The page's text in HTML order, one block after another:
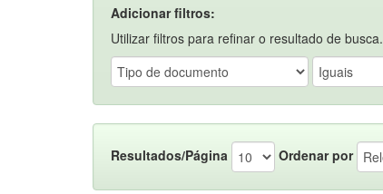
Adicionar filtros:
Utilizar filtros para refinar o resultado de busca.
Resultados/Página Ordenar por